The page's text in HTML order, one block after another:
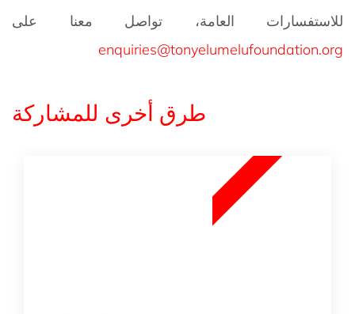
للاستفسارات العامة، تواصل معنا على
enquiries@tonyelumelufoundation.org
طرق أخرى للمشاركة
1
5
N
O
V
E
M
B
E
R
2
0
2
5